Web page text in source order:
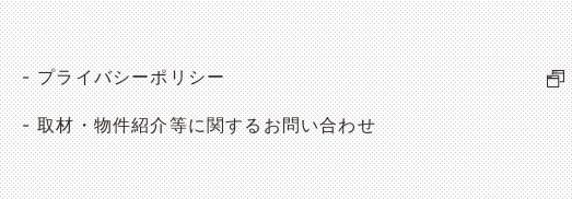
プライバシーポリシー
取材・物件紹介等に関するお問い合わせ